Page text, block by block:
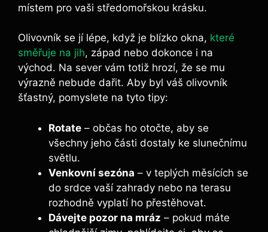
místem pro vaši středomořskou krásku.
Olivovník se jí lépe, když je blízko okna, které
směřuje na jih, západ nebo dokonce i na
východ. Na sever vám totiž hrozí, že se mu
výrazně nebude dařit. Aby byl váš olivovník
šťastný, pomyslete na tyto tipy:
Rotate – občas ho otočte, aby se
všechny jeho části dostaly ke slunečnímu
světlu.
Venkovní sezóna – v teplých měsících se
do srdce vaší zahrady nebo na terasu
rozhodně vyplatí ho přestěhovat.
Dávejte pozor na mráz – pokud máte